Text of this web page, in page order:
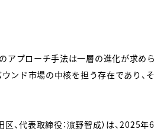
アプローチ手法は一層の進化が求め
ウンド市場の中核を担う存在であり、
、代表取締役：濵野智成）は、2025年